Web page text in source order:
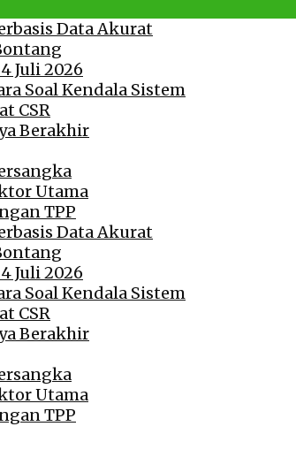
Data Akurat
Juli 2026
Soal Kendala Sistem
CSR
Berakhir
Utama
TPP
Data Akurat
Juli 2026
Soal Kendala Sistem
CSR
Berakhir
Utama
TPP